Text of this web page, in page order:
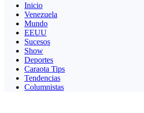
Inicio
Venezuela
Mundo
EEUU
Sucesos
Show
Deportes
Caraota Tips
Tendencias
Columnistas